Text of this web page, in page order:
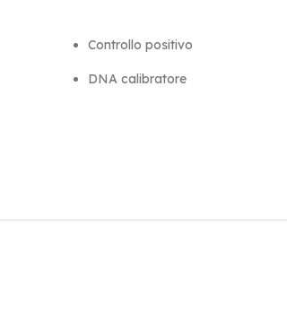
Controllo positivo
DNA calibratore